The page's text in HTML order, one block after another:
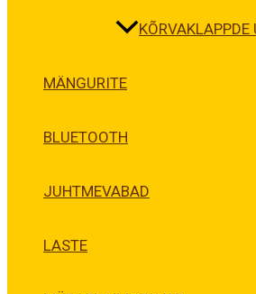
KÕRVAKLAPPDE
MÄNGURITE
BLUETOOTH
JUHTMEVABAD
LASTE